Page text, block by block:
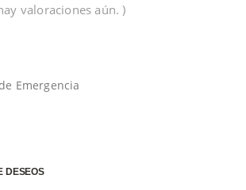
valoraciones aún. )
Emergencia
DESEOS